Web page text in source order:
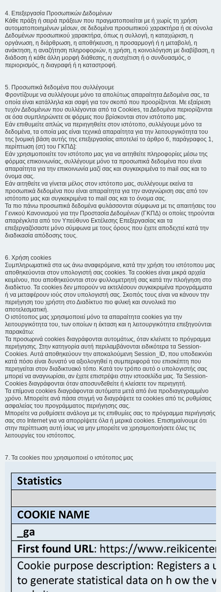
4. Επεξεργασία Προσωπικών Δεδομένων
Κάθε πράξη ή σειρά πράξεων που πραγματοποιείται με ή χωρίς τη χρήση
αυτοματοποιημένων μέσων, σε δεδομένα προσωπικού χαρακτήρα ή σε σύνολα
Δεδομένων προσωπικού χαρακτήρα, όπως η συλλογή, η καταχώριση, η
οργάνωση, η διάρθρωση, η αποθήκευση, η προσαρμογή ή η μεταβολή, η
ανάκτηση, η αναζήτηση πληροφοριών, η χρήση, η κοινολόγηση με διαβίβαση, η
διάδοση ή κάθε άλλη μορφή διάθεσης, η συσχέτιση ή ο συνδυασμός, ο
περιορισμός, η διαγραφή ή η καταστροφή.
5. Προσωπικά δεδομένα που συλλέγουμε
Φροντίζουμε να συλλέγουμε μόνο τα απολύτως απαραίτητα Δεδομένα σας, τα
οποία είναι κατάλληλα και σαφή για τον σκοπό που προορίζονται. Με εξαίρεση
τυχόν Δεδομένων που συλλέγονται από τα Cookies, τα Δεδομένα περιορίζονται
σε όσα συμπληρώνετε σε φόρμες που βρίσκονται στον ιστότοπο μας.
Εάν επιθυμείτε απλώς να περιηγηθείτε στον ιστότοπο, συλλέγουμε μόνο τα
δεδομένα, τα οποία μας είναι τεχνικά απαραίτητα για την λειτουργικότητα του
της [νομική βάση αυτής της επεξεργασίας αποτελεί το άρθρο 6, παράγραφος 1,
περίπτωση (στ) του ΓΚΠΔ]:
Εάν χρησιμοποιείτε τον ιστότοπο μας για να αιτηθείτε πληροφορίες μέσω της
φόρμας επικοινωνίας, συλλέγουμε μόνο τα προσωπικά δεδομένα που είναι
απαραίτητα για την επικοινωνία μαζί σας και συγκεκριμένα το mail σας και το
όνομα σας.
Εάν αιτηθείτε να γίνεται μέλος στον ιστότοπο μας, συλλέγουμε εκείνα τα
προσωπικά δεδομένα που είναι απαραίτητα για την αναγνώριση σας από τον
ιστότοπο μας και συγκεκριμένα το mail σας και το όνομα σας.
Τα πιο πάνω προσωπικά δεδομένα φυλάσσονται σύμφωνα με τις απαιτήσεις του
Γενικού Κανονισμού για την Προστασία Δεδομένων (ΓΚΠΔ) οι οποίες τηρούνται
απαρέγκλιτα από τον Υπεύθυνο Εκτέλεσης Επεξεργασίας και τα
επεξεργαζόσαστε μόνο σύμφωνα με τους όρους που έχετε αποδεχτεί κατά την
διαδικασία απόδοσης τους.
6. Χρήση cookies
Συμπληρωματικά στα ως άνω αναφερόμενα, κατά την χρήση του ιστότοπου μας
αποθηκεύονται στον υπολογιστή σας cookies. Τα cookies είναι μικρά αρχεία
κειμένου, που αποθηκεύονται στον φυλλομετρητή σας κατά την πλοήγηση στο
διαδίκτυο. Τα cookies δεν μπορούν να εκτελέσουν συγκεκριμένα προγράμματα
ή να μεταφέρουν ιούς στον υπολογιστή σας. Σκοπός τους είναι να κάνουν την
περιήγηση του χρήστη στο Διαδίκτυο πιο φιλική και συνολικά πιο
αποτελεσματική.
Ο ιστότοπος μας χρησιμοποιεί μόνο τα απαραίτητα cookies για την
λειτουργικότητα του, των οποίων η έκταση και η λειτουργικότητα επεξηγούνται
παρακάτω:
Τα προσωρινά cookies διαγράφονται αυτομάτως, όταν κλείνετε το πρόγραμμα
περιήγησης. Στην κατηγορία αυτή περιλαμβάνονται ειδικότερα τα Session-
Cookies. Αυτά αποθηκεύουν την αποκαλούμενη Session_ID, που υποδεικνύει
κατά πόσο είναι δυνατό να αξιολογηθεί η συμπεριφορά του επισκέπτη που
περιηγείται στον διαδικτυακό τόπο. Κατά τον τρόπο αυτό ο υπολογιστής σας
μπορεί να αναγνωρίσει, αν έχετε επιστρέψει στην ιστοσελίδα μας. Τα Session-
Cookies διαγράφονται όταν αποσυνδεθείτε ή κλείσετε τον περιηγητή.
Τα επίμονα cookies διαγράφονται αυτόματα μετά από ένα προδιαγεγραμμένο
χρόνο. Μπορείτε ανά πάσα στιγμή να διαγράψετε τα cookies από τις ρυθμίσεις
ασφαλείας του προγράμματος περιήγησης σας.
Μπορείτε να ρυθμίσετε ανάλογα με τις επιθυμίες σας το πρόγραμμα περιήγησής
σας στο Internet για να απορρίψετε όλα ή μερικά cookies. Επισημαίνουμε ότι
στην περίπτωση αυτή ίσως να μην μπορείτε να χρησιμοποιήσετε όλες τις
λειτουργίες του ιστότοπος.
7. Τα cookies που χρησιμοποιεί ο ιστότοπος μας